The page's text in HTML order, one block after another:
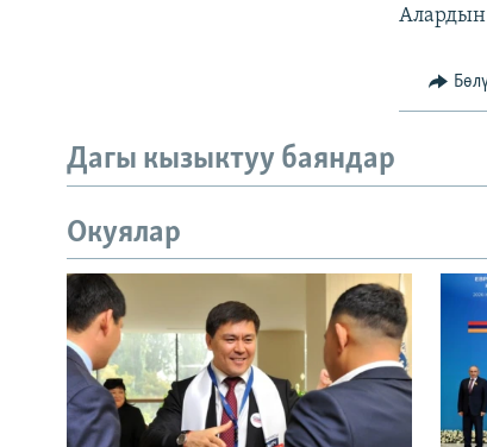
Алардын
Дагы кызыктуу баяндар
Окуялар